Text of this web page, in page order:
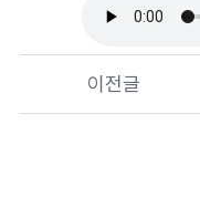
이전글